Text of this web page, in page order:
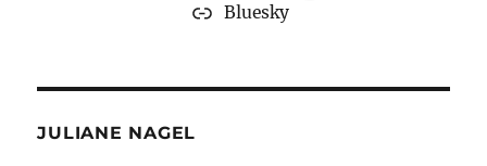
Bluesky
JULIANE NAGEL